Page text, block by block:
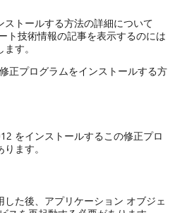
ストールする方法の詳細について
ト技術情報の記事を表示するのには
す。
正プログラムをインストールする方
をインストールするこの修正プロ
ます。
た後、アプリケーション オブジェ